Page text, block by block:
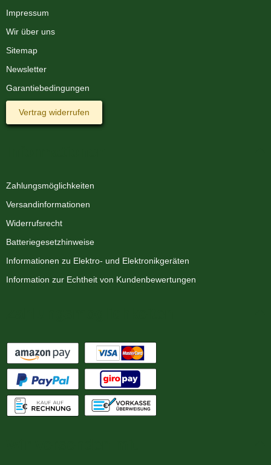
Impressum
Wir über uns
Sitemap
Newsletter
Garantiebedingungen
Vertrag widerrufen
Zahlungsmöglichkeiten
Versandinformationen
Widerrufsrecht
Batteriegesetzhinweise
Informationen zu Elektro- und Elektronikgeräten
Information zur Echtheit von Kundenbewertungen